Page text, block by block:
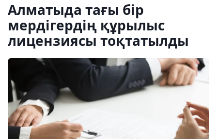
Алматыда тағы бір
мердігердің құрылыс
лицензиясы тоқтатылды